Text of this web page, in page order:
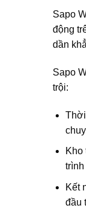
Sapo
động
dần
Sapo
trội:
Kho
Kết
đầu